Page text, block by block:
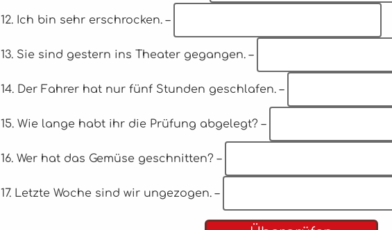
12. Ich bin sehr erschrocken. –
13. Sie sind gestern ins Theater gegangen. –
14. Der Fahrer hat nur fünf Stunden geschlafen. –
15. Wie lange habt ihr die Prüfung abgelegt? –
16. Wer hat das Gemüse geschnitten? –
17. Letzte Woche sind wir ungezogen. –